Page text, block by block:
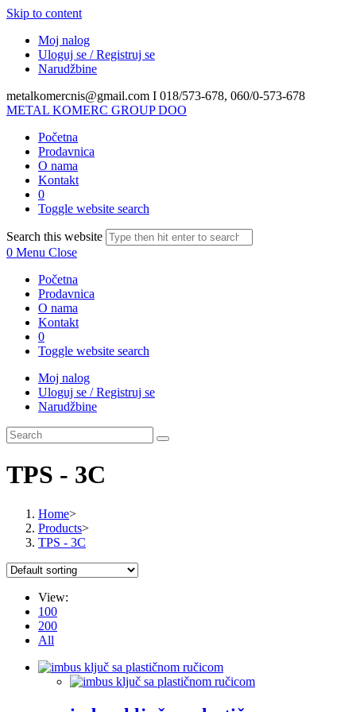
Skip to content
Moj nalog
Uloguj se / Registruj se
Narudžbine
metalkomercnis@gmail.com I 018/573-678, 060/0-573-678
METAL KOMERC GROUP DOO
Početna
Prodavnica
O nama
Kontakt
0
Toggle website search
Search this website
0 Menu Close
Početna
Prodavnica
O nama
Kontakt
0
Toggle website search
Moj nalog
Uloguj se / Registruj se
Narudžbine
TPS - 3C
Home>
Products>
TPS - 3C
View:
100
200
All